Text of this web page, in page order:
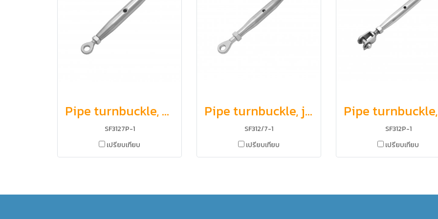
Pipe turnbuckle, eye and eye
SF3127P-1
เปรียบเทียบ
Pipe turnbuckle, jaw and eye
SF312/7-1
เปรียบเทียบ
SF312P-1
เปรียบเทียบ